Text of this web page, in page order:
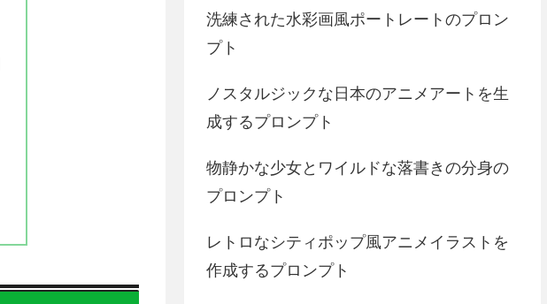
洗練された水彩画風ポートレートのプロン
プト
ノスタルジックな日本のアニメアートを生
成するプロンプト
物静かな少女とワイルドな落書きの分身の
プロンプト
レトロなシティポップ風アニメイラストを
作成するプロンプト